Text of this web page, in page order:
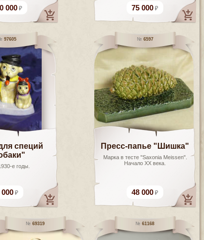
000 75 000
97605
специй
е годы.
000
6597
Пресс-папье "Шишка"
Марка в тесте "Saxonia Meissen".
Начало ХХ века.
48 000
69319 61168